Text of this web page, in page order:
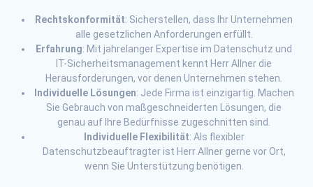
Rechtskonformität: Sicherstellen, dass Ihr Unternehmen
alle gesetzlichen Anforderungen erfüllt.
Erfahrung: Mit jahrelanger Expertise im Datenschutz und
IT-Sicherheitsmanagement kennt Herr Allner die
Herausforderungen, vor denen Unternehmen stehen.
Individuelle Lösungen: Jede Firma ist einzigartig. Machen
Sie Gebrauch von maßgeschneiderten Lösungen, die
genau auf Ihre Bedürfnisse zugeschnitten sind.
Individuelle Flexibilität: Als flexibler
Datenschutzbeauftragter ist Herr Allner gerne vor Ort,
wenn Sie Unterstützung benötigen.